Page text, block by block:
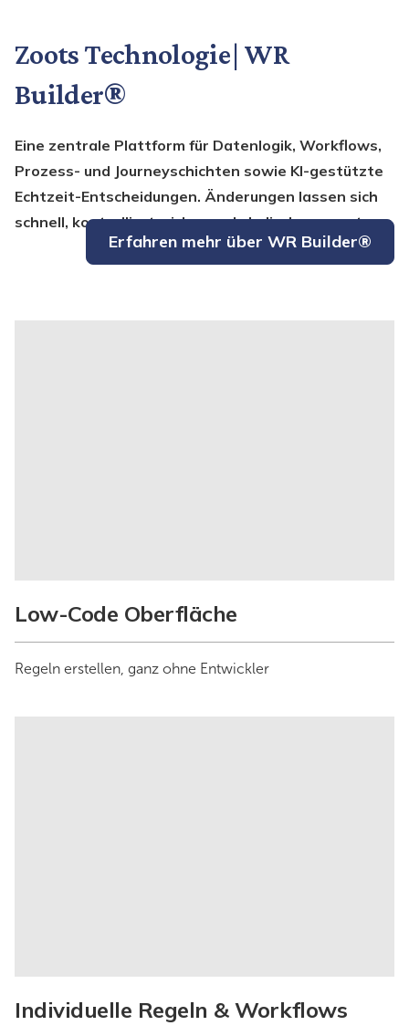
Zoots Technologie | WR
Builder®
Eine zentrale Plattform für Datenlogik, Workflows,
Prozess- und Journeyschichten sowie KI-gestützte
Echtzeit-Entscheidungen. Änderungen lassen sich
schnell, kontrolliert, sicher und skalierbar umsetzen.
Erfahren mehr über WR Builder®
Low-Code Oberfläche
Regeln erstellen, ganz ohne Entwickler
Individuelle Regeln & Workflows